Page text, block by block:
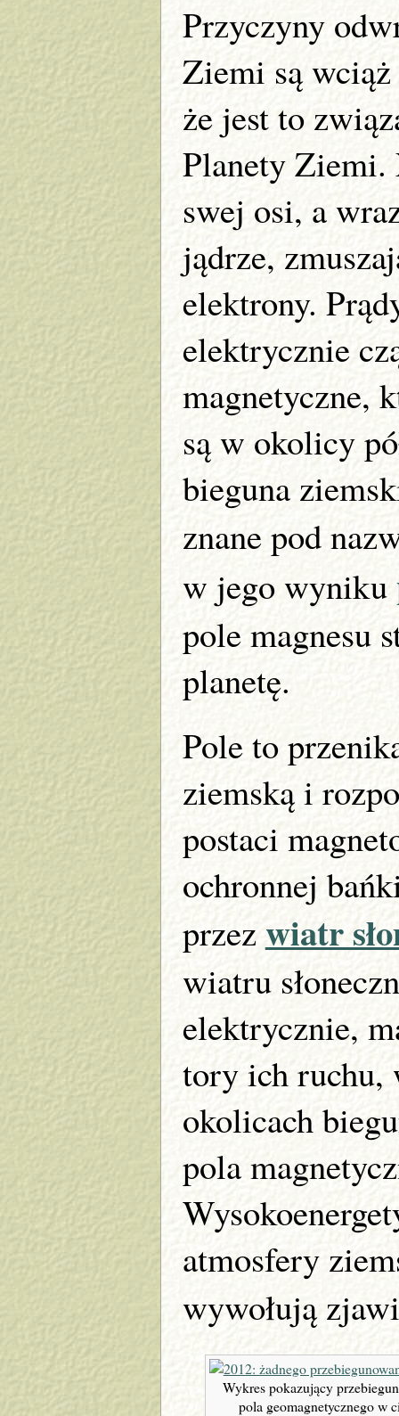
Przyczyny
Ziemi są wciąż
że jest to
Planety Ziemi.
swej osi, a
jądrze,
elektrony.
elektrycznie
magnetyczne,
są w okolicy
bieguna
znane pod
w jego wyniku
pole magnesu
planetę.
Pole to
ziemską i
postaci
ochronnej
przezwiatr
wiatru
elektrycznie,
tory ich ruchu,
okolicach
pola
atmosfery
wywołują
Wykres pokazujący
pola geomagnetycznego w